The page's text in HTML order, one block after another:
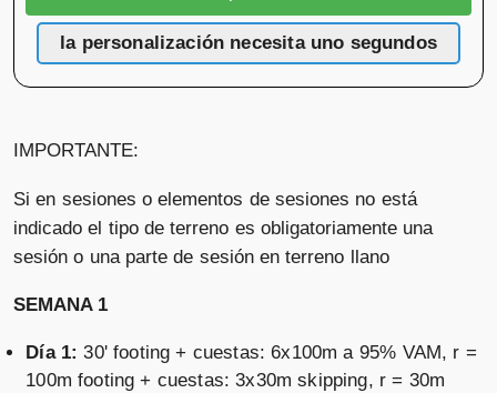
la personalización necesita uno segundos
IMPORTANTE:
Si en sesiones o elementos de sesiones no está
indicado el tipo de terreno es obligatoriamente una
sesión o una parte de sesión en terreno llano
SEMANA 1
Día 1:30' footing + cuestas: 6x100m a 95% VAM, r =
100m footing + cuestas: 3x30m skipping, r = 30m